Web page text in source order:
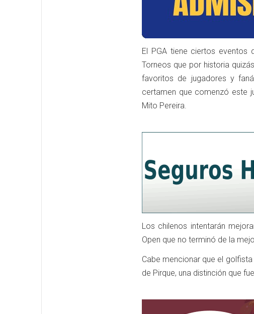
El PGA tiene ciertos
Torneos que por historia
favoritos de jugadores y
certamen que comenzó este
Mito Pereira.
Los chilenos intentarán
Open que no terminó de la
Cabe mencionar que el
de Pirque, una distinción que